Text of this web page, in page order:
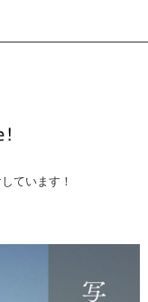
ています！